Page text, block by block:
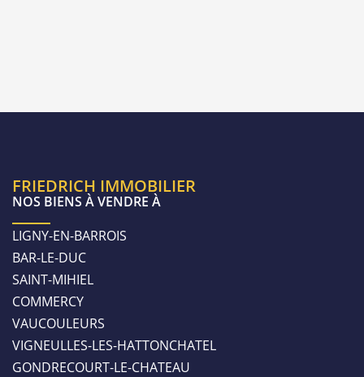
FRIEDRICH IMMOBILIER
NOS BIENS À VENDRE À
LIGNY-EN-BARROIS
BAR-LE-DUC
SAINT-MIHIEL
COMMERCY
VAUCOULEURS
VIGNEULLES-LES-HATTONCHATEL
GONDRECOURT-LE-CHATEAU